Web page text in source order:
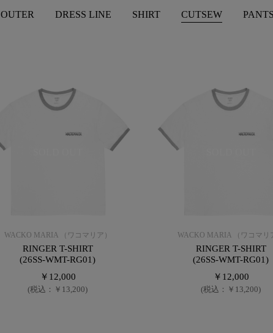
OUTER DRESS LINE SHIRT CUTSEW PANTS
WACKO MARIA （ワコマリア）
RINGER T-SHIRT
(26SS-WMT-RG01)
￥12,000
(税込：￥13,200)
WACKO MARIA （ワコマリ
RINGER T-SHIRT
(26SS-WMT-RG01)
￥12,000
(税込：￥13,200)